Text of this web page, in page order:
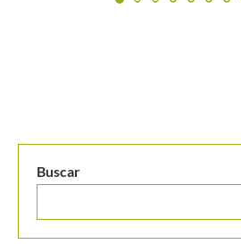
La primera victoria del tenis
a...